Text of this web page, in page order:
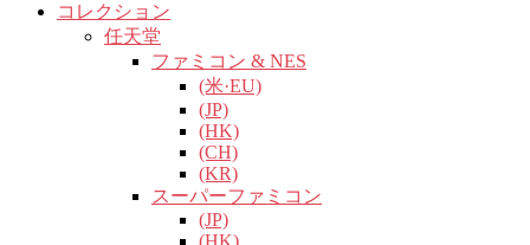
コレクション
任天堂
ファミコン & NES
(米·EU)
(JP)
(HK)
(CH)
(KR)
スーパーファミコン
(JP)